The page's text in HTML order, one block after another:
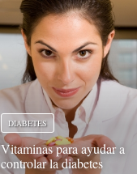
DIABETES
Vitaminas para ayudar a
controlar la diabetes